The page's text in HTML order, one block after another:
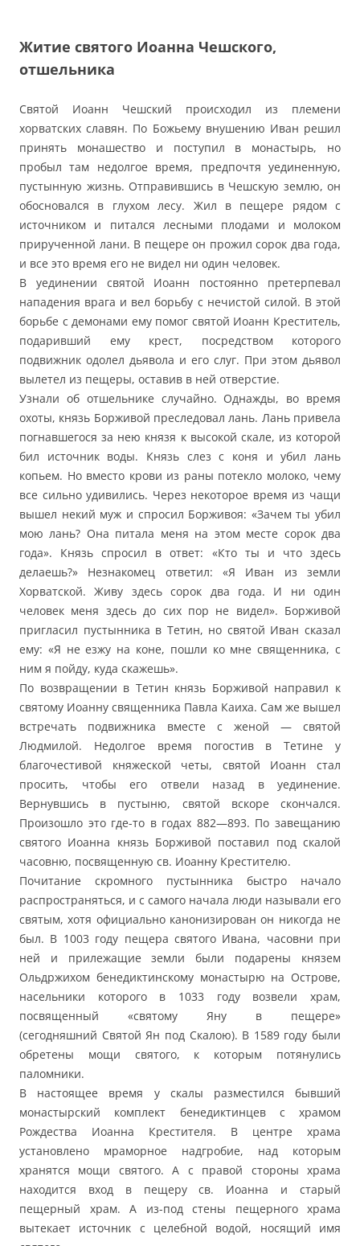
Житие святого Иоанна Чешского,
отшельника
Святой Иоанн Чешский происходил из племени
хорватских славян. По Божьему внушению Иван решил
принять монашество и поступил в монастырь, но
пробыл там недолгое время, предпочтя уединенную,
пустынную жизнь. Отправившись в Чешскую землю, он
обосновался в глухом лесу. Жил в пещере рядом с
источником и питался лесными плодами и молоком
прирученной лани. В пещере он прожил сорок два года,
и все это время его не видел ни один человек.
В уединении святой Иоанн постоянно претерпевал
нападения врага и вел борьбу с нечистой силой. В этой
борьбе с демонами ему помог святой Иоанн Креститель,
подаривший ему крест, посредством которого
подвижник одолел дьявола и его слуг. При этом дьявол
вылетел из пещеры, оставив в ней отверстие.
Узнали об отшельнике случайно. Однажды, во время
охоты, князь Борживой преследовал лань. Лань привела
погнавшегося за нею князя к высокой скале, из которой
бил источник воды. Князь слез с коня и убил лань
копьем. Но вместо крови из раны потекло молоко, чему
все сильно удивились. Через некоторое время из чащи
вышел некий муж и спросил Борживоя: «Зачем ты убил
мою лань? Она питала меня на этом месте сорок два
года». Князь спросил в ответ: «Кто ты и что здесь
делаешь?» Незнакомец ответил: «Я Иван из земли
Хорватской. Живу здесь сорок два года. И ни один
человек меня здесь до сих пор не видел». Борживой
пригласил пустынника в Тетин, но святой Иван сказал
ему: «Я не езжу на коне, пошли ко мне священника, с
ним я пойду, куда скажешь».
По возвращении в Тетин князь Борживой направил к
святому Иоанну священника Павла Каиха. Сам же вышел
встречать подвижника вместе с женой — святой
Людмилой. Недолгое время погостив в Тетине у
благочестивой княжеской четы, святой Иоанн стал
просить, чтобы его отвели назад в уединение.
Вернувшись в пустыню, святой вскоре скончался.
Произошло это где-то в годах 882—893. По завещанию
святого Иоанна князь Борживой поставил под скалой
часовню, посвященную св. Иоанну Крестителю.
Почитание скромного пустынника быстро начало
распространяться, и с самого начала люди называли его
святым, хотя официально канонизирован он никогда не
был. В 1003 году пещера святого Ивана, часовни при
ней и прилежащие земли были подарены князем
Ольдржихом бенедиктинскому монастырю на Острове,
насельники которого в 1033 году возвели храм,
посвященный «святому Яну в пещере»
(сегодняшний Святой Ян под Скалою). В 1589 году были
обретены мощи святого, к которым потянулись
паломники.
В настоящее время у скалы разместился бывший
монастырский комплект бенедиктинцев с храмом
Рождества Иоанна Крестителя. В центре храма
установлено мраморное надгробие, над которым
хранятся мощи святого. А с правой стороны храма
находится вход в пещеру св. Иоанна и старый
пещерный храм. А из-под стены пещерного храма
вытекает источник с целебной водой, носящий имя